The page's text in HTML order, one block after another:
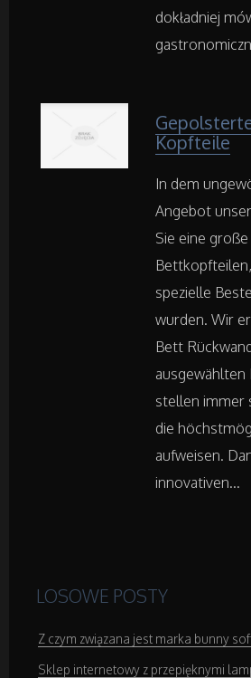
Serwis
Inne Usługi
Noclegi
Hotele i
Podróże
Wypoczynek
Wellness
Dietetyka,
Kosmetyki
Salony
Sprzęt
dokładniej
Kopfteile
In dem
Angebot
Sie eine
spezielle
wurden. Wir
Bett
ausgewählten
stellen immer
die
aufweisen.
innovativen...
LOSOWE POSTY
Z czym związana jest marka bunny
Sklep internetowy z przepięknymi